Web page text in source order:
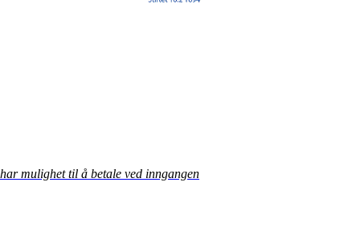
mulighet til å betale ved inngangen